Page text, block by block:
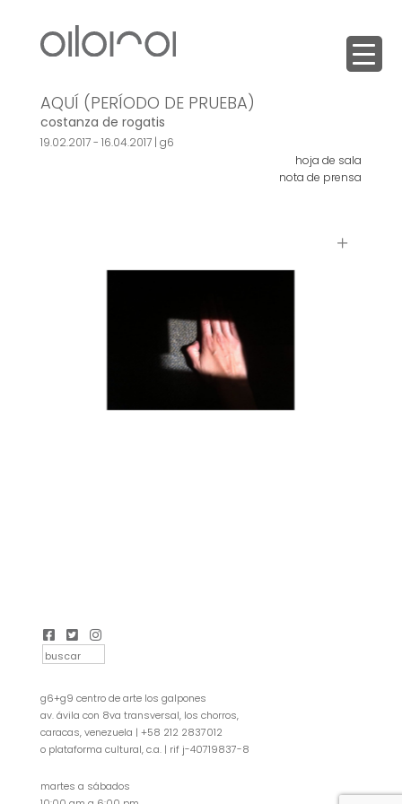
AQUÍ (PERÍODO DE PRUEBA)
costanza de rogatis
19.02.2017 - 16.04.2017 | g6
hoja de sala
nota de prensa
g6+g9 centro de arte los galpones
av. ávila con 8va transversal, los chorros,
caracas, venezuela | +58 212 2837012
o plataforma cultural, c.a. | rif j-40719837-8
martes a sábados